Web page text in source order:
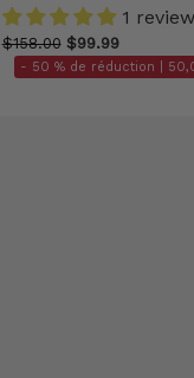
1 review
$158.00 $99.99
- 50 % de réduction |